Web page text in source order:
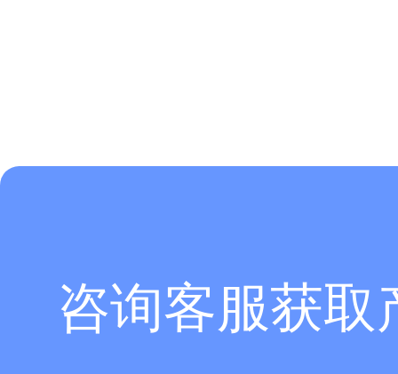
咨询客服获取